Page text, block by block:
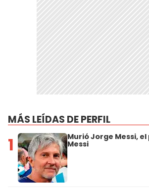
MÁS LEÍDAS DE PERFIL
1 Murió Jorge Messi,
Messi